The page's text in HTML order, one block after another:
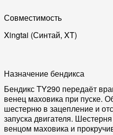
Совместимость
Xingtai (Синтай, XT)
Назначение бендикса
Бендикс TY290 передаёт
венец маховика при пуске.
шестерню в зацепление и
запуска двигателя.
венцом маховика и